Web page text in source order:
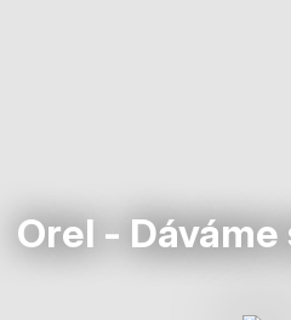
Orel -